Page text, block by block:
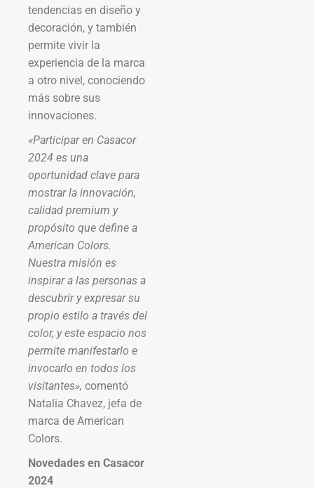
tendencias en diseño y
decoración, y también
permite vivir la
experiencia de la marca
a otro nivel, conociendo
más sobre sus
innovaciones.
«Participar en Casacor
2024 es una
oportunidad clave para
mostrar la innovación,
calidad premium y
propósito que define a
American Colors.
Nuestra misión es
inspirar a las personas a
descubrir y expresar su
propio estilo a través del
color, y este espacio nos
permite manifestarlo e
invocarlo en todos los
visitantes», comentó
Natalia Chavez, jefa de
marca de American
Colors.
Novedades en Casacor
2024